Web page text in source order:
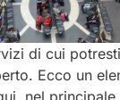
di cui
Ecco un
nel